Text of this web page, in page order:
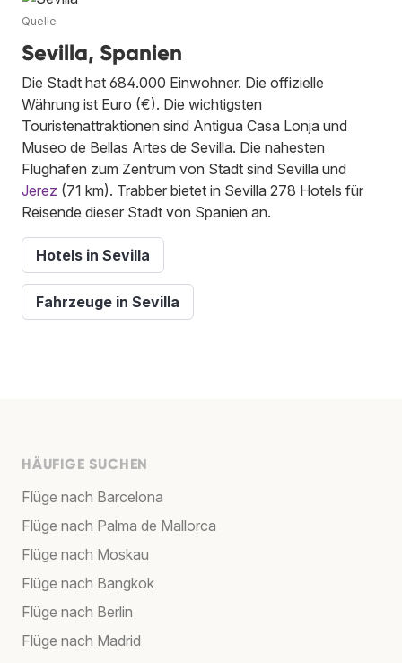
Quelle
Sevilla, Spanien
Die Stadt hat 684.000 Einwohner. Die offizielle
Währung ist Euro (€). Die wichtigsten
Touristenattraktionen sind Antigua Casa Lonja und
Museo de Bellas Artes de Sevilla. Die nahesten
Flughäfen zum Zentrum von Stadt sind Sevilla und
Jerez (71 km). Trabber bietet in Sevilla 278 Hotels für
Reisende dieser Stadt von Spanien an.
Hotels in Sevilla
Fahrzeuge in Sevilla
HÄUFIGE SUCHEN
Flüge nach Barcelona
Flüge nach Palma de Mallorca
Flüge nach Moskau
Flüge nach Bangkok
Flüge nach Berlin
Flüge nach Madrid